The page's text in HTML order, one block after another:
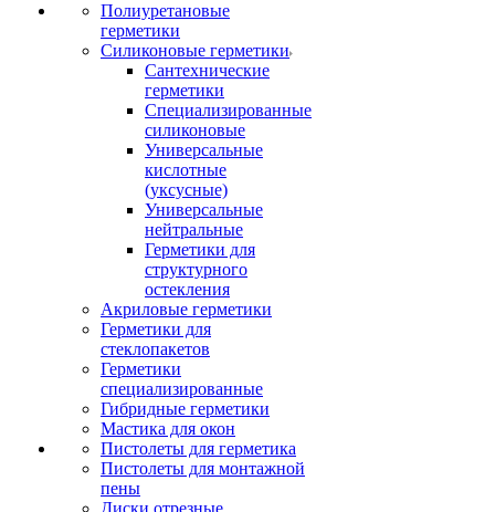
Полиуретановые
герметики
Силиконовые герметики
Сантехнические
герметики
Специализированные
силиконовые
Универсальные
кислотные
(уксусные)
Универсальные
нейтральные
Герметики для
структурного
остекления
Акриловые герметики
Герметики для
стеклопакетов
Герметики
специализированные
Гибридные герметики
Мастика для окон
Пистолеты для герметика
Пистолеты для монтажной
пены
Диски отрезные